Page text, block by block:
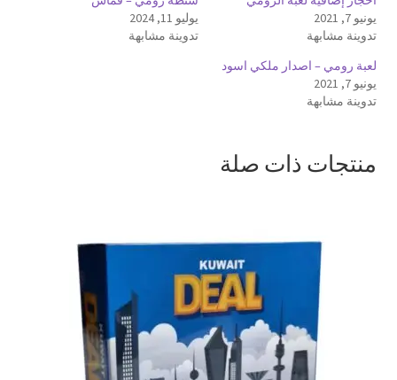
يونيو 7, 2021
تدوينة مشابهة
يوليو 11, 2024
تدوينة مشابهة
لعبة رومي – اصدار ملكي اسود
يونيو 7, 2021
تدوينة مشابهة
منتجات ذات صلة